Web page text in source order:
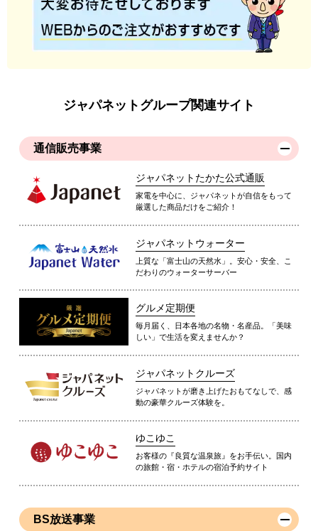
ジャパネットグループ関連サイト
通信販売事業
ジャパネットたかた公式通販
家電を中心に、ジャパネットが自信をもって
厳選した商品だけをご紹介！
ジャパネットウォーター
上質な「富士山の天然水」。安心・安全、こ
だわりのウォーターサーバー
グルメ定期便
毎月届く、日本各地の名物・名産品。「美味
しい」で生活を変えませんか？
ジャパネットクルーズ
ジャパネットが磨き上げたおもてなしで、感
動の豪華クルーズ体験を。
ゆこゆこ
お客様の『良質な温泉旅』をお手伝い。国内
の旅館・宿・ホテルの宿泊予約サイト
BS放送事業